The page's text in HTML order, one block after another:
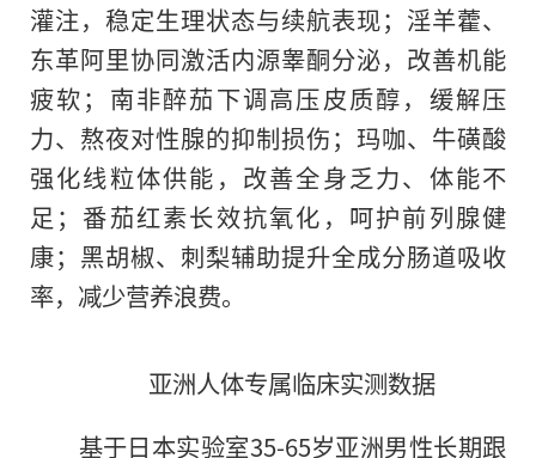
灌注，稳定生理状态与续航表现；淫羊藿、
东革阿里协同激活内源睾酮分泌，改善机能
疲软；南非醉茄下调高压皮质醇，缓解压
力、熬夜对性腺的抑制损伤；玛咖、牛磺酸
强化线粒体供能，改善全身乏力、体能不
足；番茄红素长效抗氧化，呵护前列腺健
康；黑胡椒、刺梨辅助提升全成分肠道吸收
率，减少营养浪费。
亚洲人体专属临床实测数据
基于日本实验室35-65岁亚洲男性长期跟